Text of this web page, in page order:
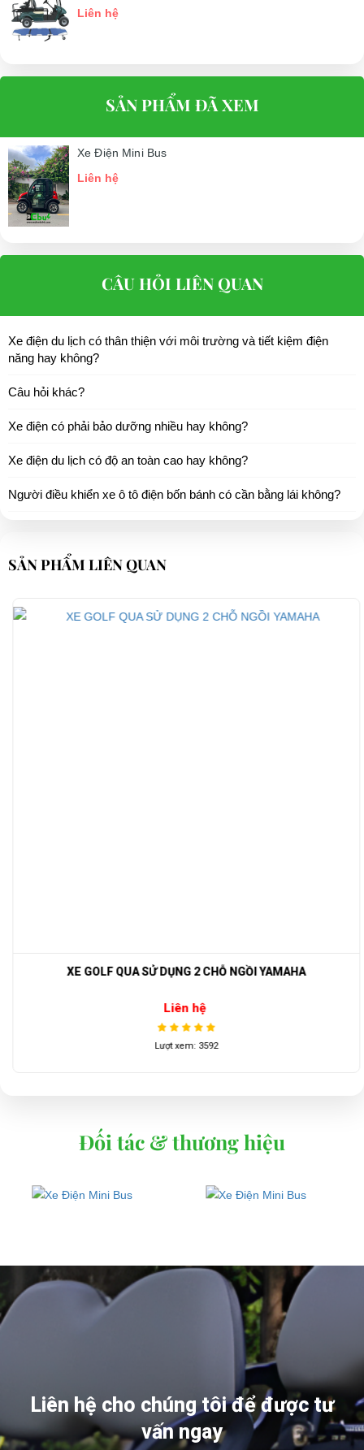
Liên hệ
SẢN PHẨM ĐÃ XEM
Xe Điện Mini Bus
Liên hệ
CÂU HỎI LIÊN QUAN
Xe điện du lịch có thân thiện với môi trường và tiết kiệm điện
năng hay không?
Câu hỏi khác?
Xe điện có phải bảo dưỡng nhiều hay không?
Xe điện du lịch có độ an toàn cao hay không?
Người điều khiển xe ô tô điện bốn bánh có cần bằng lái không?
SẢN PHẨM LIÊN QUAN
XE GOLF QUA SỬ DỤNG 2 CHỖ NGỒI YAMAHA
Liên hệ
Lượt xem: 3592
Đối tác & thương hiệu
Liên hệ cho chúng tôi để được tư
vấn ngay